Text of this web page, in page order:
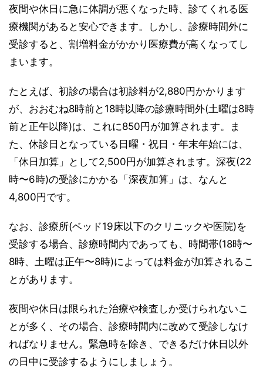
夜間や休日に急に体調が悪くなった時、診てくれる医
療機関があると安心できます。しかし、診療時間外に
受診すると、割増料金がかかり医療費が高くなってし
まいます。
たとえば、初診の場合は初診料が2,880円かかります
が、おおむね8時前と18時以降の診療時間外(土曜は8時
前と正午以降)は、これに850円が加算されます。ま
た、休診日となっている日曜・祝日・年末年始には、
「休日加算」として2,500円が加算されます。深夜(22
時〜6時)の受診にかかる「深夜加算」は、なんと
4,800円です。
なお、診療所(ベッド19床以下のクリニックや医院)を
受診する場合、診療時間内であっても、時間帯(18時〜
8時、土曜は正午〜8時)によっては料金が加算されるこ
とがあります。
夜間や休日は限られた治療や検査しか受けられないこ
とが多く、その場合、診療時間内に改めて受診しなけ
ればなりません。緊急時を除き、できるだけ休日以外
の日中に受診するようにしましょう。